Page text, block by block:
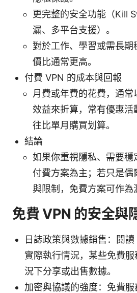
更完整的安全功能（Kill
漏、多平台支援）。
對於工作、學習或需長期
價比通常更高。
付費 VPN 的成本與回報
月費或年費的花費，通
效益來折算，常有優惠活
往比單月購買划算。
結論
如果你重視隱私、需要穩
付費方案為主；若只是偶
與限制，免費方案可作為
免費 VPN 的安全與
日誌政策與數據銷售：閱
實際執行情況，某些免費
況下分享或出售數據。
加密與協議的強度：免費